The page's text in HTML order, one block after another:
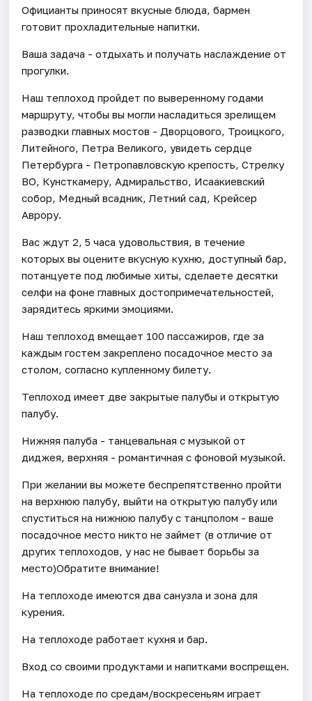
Официанты приносят вкусные блюда, бармен
готовит прохладительные напитки.
Ваша задача - отдыхать и получать наслаждение от
прогулки.
Наш теплоход пройдет по выверенному годами
маршруту, чтобы вы могли насладиться зрелищем
разводки главных мостов - Дворцового, Троицкого,
Литейного, Петра Великого, увидеть сердце
Петербурга - Петропавловскую крепость, Стрелку
ВО, Кунсткамеру, Адмиральство, Исаакиевский
собор, Медный всадник, Летний сад, Крейсер
Аврору.
Вас ждут 2, 5 часа удовольствия, в течение
которых вы оцените вкусную кухню, доступный бар,
потанцуете под любимые хиты, сделаете десятки
селфи на фоне главных достопримечательностей,
зарядитесь яркими эмоциями.
Наш теплоход вмещает 100 пассажиров, где за
каждым гостем закреплено посадочное место за
столом, согласно купленному билету.
Теплоход имеет две закрытые палубы и открытую
палубу.
Нижняя палуба - танцевальная с музыкой от
диджея, верхняя - романтичная с фоновой музыкой.
При желании вы можете беспрепятственно пройти
на верхнюю палубу, выйти на открытую палубу или
спуститься на нижнюю палубу с танцполом - ваше
посадочное место никто не займет (в отличие от
других теплоходов, у нас не бывает борьбы за
место)Обратите внимание!
На теплоходе имеются два санузла и зона для
курения.
На теплоходе работает кухня и бар.
Вход со своими продуктами и напитками воспрещен.
На теплоходе по средам/воскресеньям играет